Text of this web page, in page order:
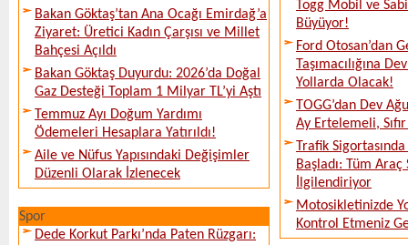
Bakan Göktaş’tan Ana Ocağı Emirdağ’a
Ziyaret: Üretici Kadın Çarşısı ve Millet
Bahçesi Açıldı
Bakan Göktaş Duyurdu: 2026’da Doğal
Gaz Desteği Toplam 1 Milyar TL’yi Aştı
Temmuz Ayı Doğum Yardımı
Ödemeleri Hesaplara Yatırıldı!
Aile ve Nüfus Yapısındaki Değişimler
Düzenli Olarak İzlenecek
Spor
Dede Korkut Parkı’nda Paten Rüzgarı:
Togg Mobil ve
Büyüyor!
Ford Otosan’dan
Taşımacılığına
Yollarda Olacak!
TOGG’dan Dev
Ay Ertelemeli,
Trafik
Başladı: Tüm
İlgilendiriyor
Motosikletinizde
Kontrol Etmeniz